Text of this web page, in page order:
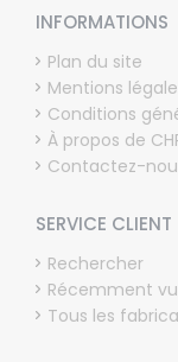
INFORMATIONS
Plan du site
Mentions
Conditions
À propos de
Contactez-
SERVICE CLIENT
Rechercher
Récemment
Tous les